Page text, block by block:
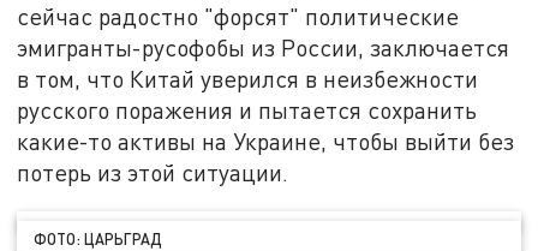
сейчас радостно "форсят" политические
эмигранты-русофобы из России, заключается
в том, что Китай уверился в неизбежности
русского поражения и пытается сохранить
какие-то активы на Украине, чтобы выйти без
потерь из этой ситуации.
ФОТО: ЦАРЬГРАД